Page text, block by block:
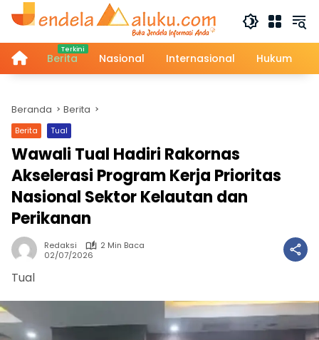
Langsung
HomeBerita Nasional Internasional Hukum
Beranda Berita
Berita Tual
Wawali Tual Hadiri Rakornas
Akselerasi Program Kerja Prioritas
Nasional Sektor Kelautan dan
Perikanan
Redaksi
2 Min Baca
02/07/2026
Tual